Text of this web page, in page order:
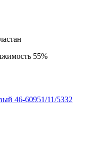
55%
46-60951/11/5332